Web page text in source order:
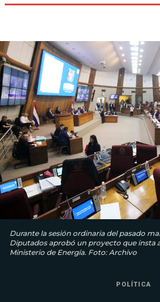
Durante la sesión ordinaria del pasado
Diputados aprobó un proyecto que insta
Ministerio de Energía. Foto: Archivo
POLÍTICA